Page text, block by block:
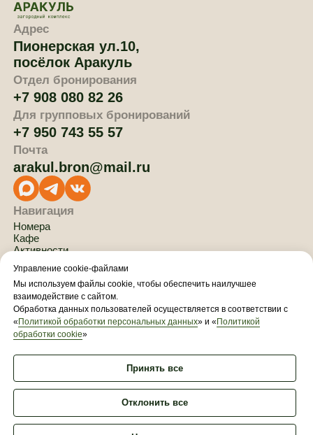
Управление cookie-файлами
Мы используем файлы cookie, чтобы обеспечить наилучшее
взаимодействие с сайтом.
Обработка данных пользователей осуществляется в соответствии с
«Политикой обработки персональных данных» и «Политикой
обработки cookie»
Принять все
Отклонить все